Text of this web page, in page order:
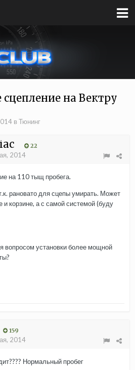
сцепление на Вектру
в Тюнинг
22
2014
на 110 тыщ пробега.
рановато для сцепы умирать. Может
корзине, а с самой системой (буду
вопросом установки более мощной
159
2014
Нормальный пробег